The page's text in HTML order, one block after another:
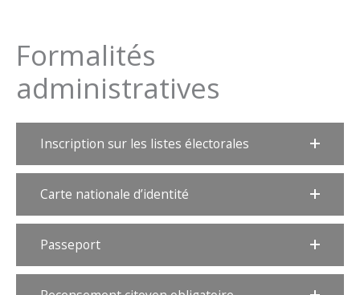
Formalités
administratives
Inscription sur les listes électorales
Carte nationale d’identité
Passeport